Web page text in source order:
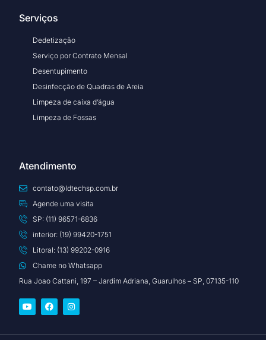
Serviços
Dedetização
Serviço por Contrato Mensal
Desentupimento
Desinfecção de Quadras de Areia
Limpeza de caixa d’água
Limpeza de Fossas
Atendimento
contato@ldtechsp.com.br
Agende uma visita
SP: (11) 96571-6836
interior: (19) 99420-1751
Litoral: (13) 99202-0916
Chame no Whatsapp
Rua Joao Cattani, 197 – Jardim Adriana, Guarulhos – SP, 07135-110